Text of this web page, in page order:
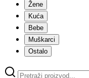
Žene
Kuća
Bebe
Muškarci
Ostalo